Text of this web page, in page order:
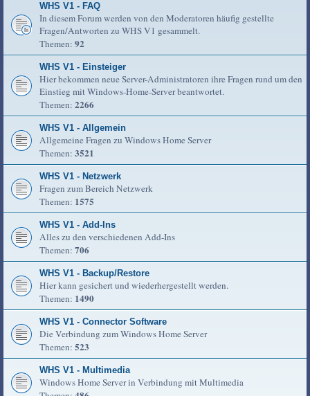
WHS V1 - FAQ
In diesem Forum werden von den Moderatoren häufig gestellte
Fragen/Antworten zu WHS V1 gesammelt.
Themen: 92
WHS V1 - Einsteiger
Hier bekommen neue Server-Administratoren ihre Fragen rund um den
Einstieg mit Windows-Home-Server beantwortet.
Themen: 2266
WHS V1 - Allgemein
Allgemeine Fragen zu Windows Home Server
Themen: 3521
WHS V1 - Netzwerk
Fragen zum Bereich Netzwerk
Themen: 1575
WHS V1 - Add-Ins
Alles zu den verschiedenen Add-Ins
Themen: 706
WHS V1 - Backup/Restore
Hier kann gesichert und wiederhergestellt werden.
Themen: 1490
WHS V1 - Connector Software
Die Verbindung zum Windows Home Server
Themen: 523
WHS V1 - Multimedia
Windows Home Server in Verbindung mit Multimedia